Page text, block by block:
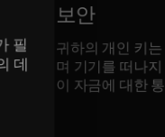
필
데
보안
귀하의 개인 키
며 기기를 떠나
이 자금에 대한